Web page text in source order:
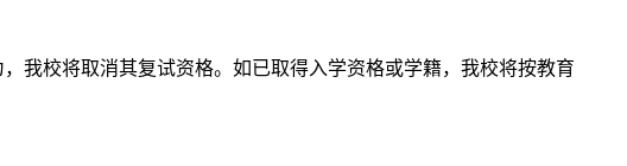
我校将取消其复试资格。如已取得入学资格或学籍，我校将按教育